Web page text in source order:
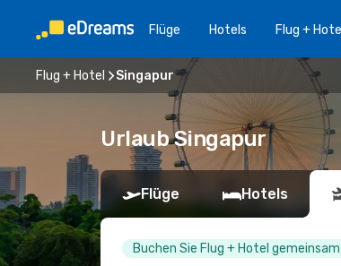
Flüge Hotels Flug + Hotel
Flug + Hotel Singapur
Urlaub Singapur
Flüge Hotels
Buchen Sie Flug + Hotel